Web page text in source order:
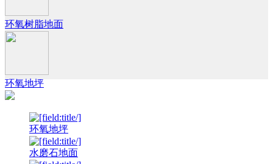
环氧树脂地面
环氧地坪
环氧地坪
水磨石地面